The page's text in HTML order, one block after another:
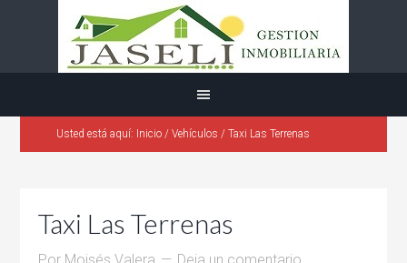
Usted está aquí: Inicio / Vehículos / Taxi Las Terrenas
Taxi Las Terrenas